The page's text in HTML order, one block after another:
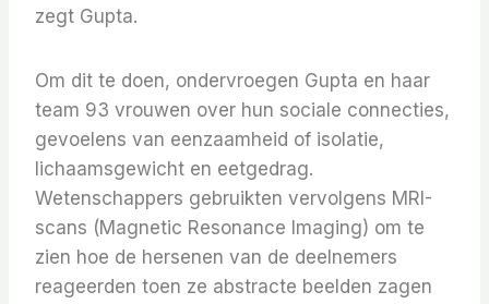
zegt Gupta.
Om dit te doen, ondervroegen Gupta en haar
team 93 vrouwen over hun sociale connecties,
gevoelens van eenzaamheid of isolatie,
lichaamsgewicht en eetgedrag.
Wetenschappers gebruikten vervolgens MRI-
scans (Magnetic Resonance Imaging) om te
zien hoe de hersenen van de deelnemers
reageerden toen ze abstracte beelden zagen